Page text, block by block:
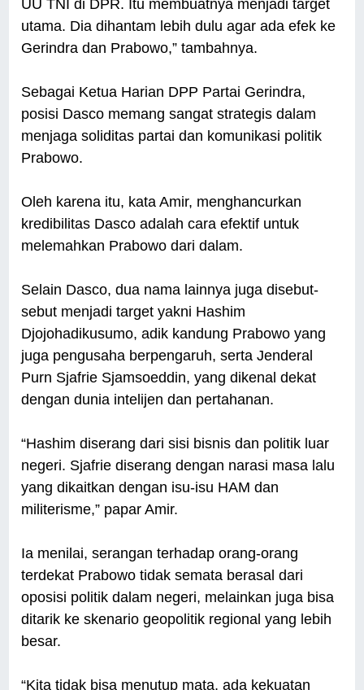
UU TNI di DPR. Itu membuatnya menjadi target
utama. Dia dihantam lebih dulu agar ada efek ke
Gerindra dan Prabowo,” tambahnya.
Sebagai Ketua Harian DPP Partai Gerindra,
posisi Dasco memang sangat strategis dalam
menjaga soliditas partai dan komunikasi politik
Prabowo.
Oleh karena itu, kata Amir, menghancurkan
kredibilitas Dasco adalah cara efektif untuk
melemahkan Prabowo dari dalam.
Selain Dasco, dua nama lainnya juga disebut-
sebut menjadi target yakni Hashim
Djojohadikusumo, adik kandung Prabowo yang
juga pengusaha berpengaruh, serta Jenderal
Purn Sjafrie Sjamsoeddin, yang dikenal dekat
dengan dunia intelijen dan pertahanan.
“Hashim diserang dari sisi bisnis dan politik luar
negeri. Sjafrie diserang dengan narasi masa lalu
yang dikaitkan dengan isu-isu HAM dan
militerisme,” papar Amir.
Ia menilai, serangan terhadap orang-orang
terdekat Prabowo tidak semata berasal dari
oposisi politik dalam negeri, melainkan juga bisa
ditarik ke skenario geopolitik regional yang lebih
besar.
“Kita tidak bisa menutup mata, ada kekuatan